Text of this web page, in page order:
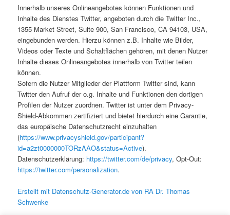
Innerhalb unseres Onlineangebotes können Funktionen und
Inhalte des Dienstes Twitter, angeboten durch die Twitter Inc.,
1355 Market Street, Suite 900, San Francisco, CA 94103, USA,
eingebunden werden. Hierzu können z.B. Inhalte wie Bilder,
Videos oder Texte und Schaltflächen gehören, mit denen Nutzer
Inhalte dieses Onlineangebotes innerhalb von Twitter teilen
können.
Sofern die Nutzer Mitglieder der Plattform Twitter sind, kann
Twitter den Aufruf der o.g. Inhalte und Funktionen den dortigen
Profilen der Nutzer zuordnen. Twitter ist unter dem Privacy-
Shield-Abkommen zertifiziert und bietet hierdurch eine Garantie,
das europäische Datenschutzrecht einzuhalten
(https://www.privacyshield.gov/participant?
id=a2zt0000000TORzAAO&status=Active).
Datenschutzerklärung: https://twitter.com/de/privacy, Opt-Out:
https://twitter.com/personalization.
Erstellt mit Datenschutz-Generator.de von RA Dr. Thomas
Schwenke